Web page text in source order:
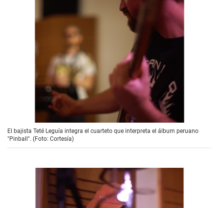
El bajista Teté Leguía integra el cuarteto que interpreta el álbum peruano
"Pinball". (Foto: Cortesía)